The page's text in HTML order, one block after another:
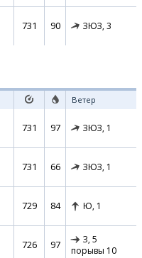
731 90 ЗЮЗ, 3
Ветер
731 97 ЗЮЗ, 1
731 66 ЗЮЗ, 1
729 84 Ю, 1
726 97 З, 5
порывы 10